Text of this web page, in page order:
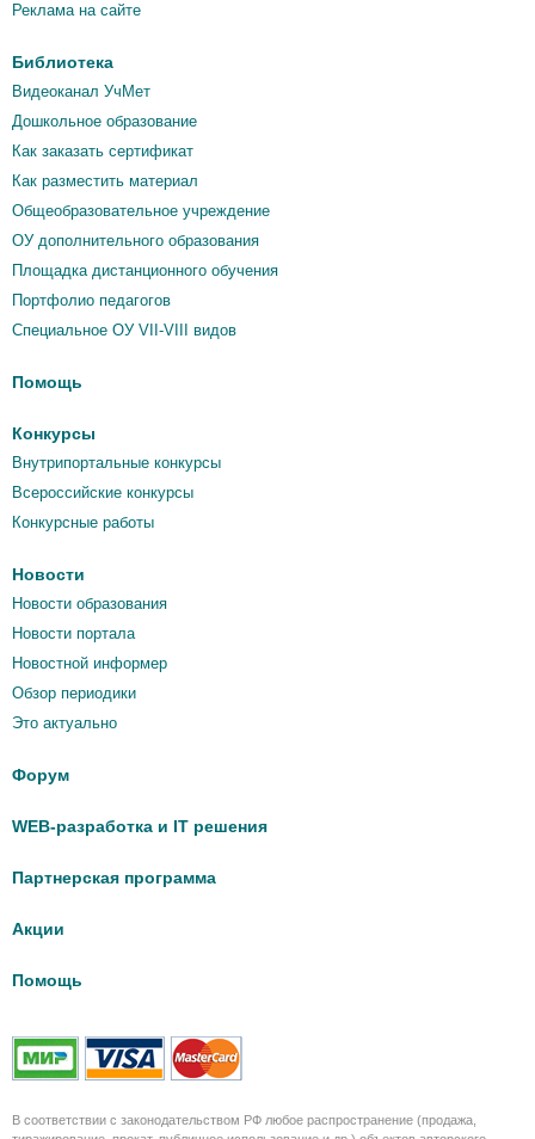
Реклама на сайте
Библиотека
Видеоканал УчМет
Дошкольное образование
Как заказать сертификат
Как разместить материал
Общеобразовательное учреждение
ОУ дополнительного образования
Площадка дистанционного обучения
Портфолио педагогов
Специальное ОУ VII-VIII видов
Помощь
Конкурсы
Внутрипортальные конкурсы
Всероссийские конкурсы
Конкурсные работы
Новости
Новости образования
Новости портала
Новостной информер
Обзор периодики
Это актуально
Форум
WEB-разработка и IT решения
Партнерская программа
Акции
Помощь
В соответствии с законодательством РФ любое распространение (продажа,